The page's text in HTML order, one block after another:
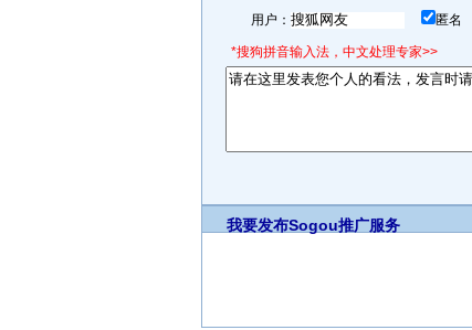
用户： 匿名
*搜狗拼音输入法，中文处理专家>>
我要发布Sogou推广服务